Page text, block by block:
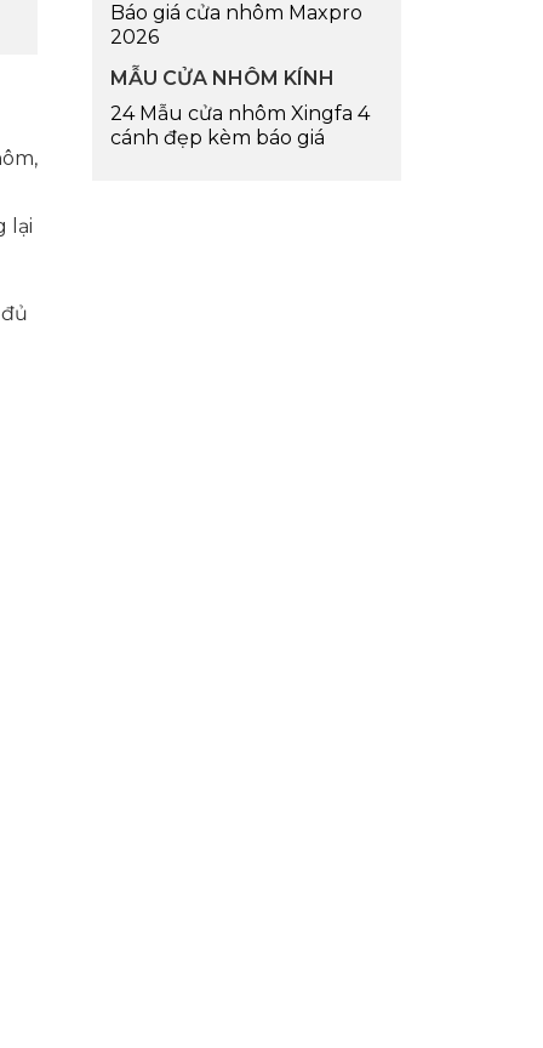
lại
Báo giá cửa nhôm Maxpro
2026
MẪU CỬA NHÔM KÍNH
24 Mẫu cửa nhôm Xingfa 4
cánh đẹp kèm báo giá